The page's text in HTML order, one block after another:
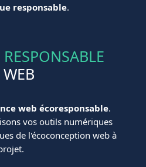
responsable.
web écoresponsable.
vos outils numériques
de l'écoconception web à